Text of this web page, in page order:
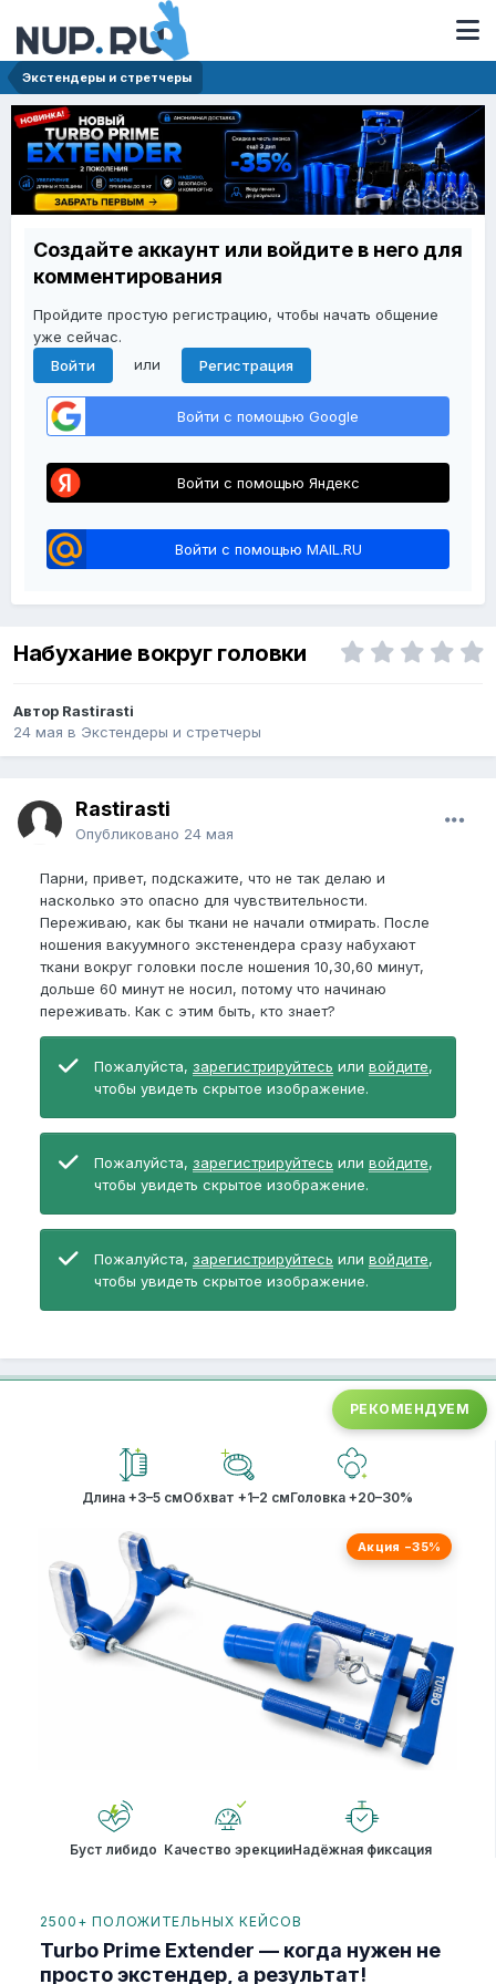
Экстендеры и стретчеры
Создайте аккаунт или войдите в него для
комментирования
Пройдите простую регистрацию, чтобы начать общение
уже сейчас.
Войти
или Регистрация
Войти с помощью Google
Войти с помощью Яндекс
Войти с помощью MAIL.RU
Набухание вокруг головки
Автор Rastirasti
24 мая в Экстендеры и стретчеры
Rastirasti
Опубликовано 24 мая
Парни, привет, подскажите, что не так делаю и
насколько это опасно для чувствительности.
Переживаю, как бы ткани не начали отмирать. После
ношения вакуумного экстенендера сразу набухают
ткани вокруг головки после ношения 10,30,60 минут,
дольше 60 минут не носил, потому что начинаю
переживать. Как с этим быть, кто знает?
Пожалуйста, зарегистрируйтесь или войдите,
чтобы увидеть скрытое изображение.
Пожалуйста, зарегистрируйтесь или войдите,
чтобы увидеть скрытое изображение.
Пожалуйста, зарегистрируйтесь или войдите,
чтобы увидеть скрытое изображение.
РЕКОМЕНДУЕМ
Длина +3–5 смОбхват +1–2 смГоловка +20–30%
Акция −35%
Буст либидо Качество эрекцииНадёжная фиксация
2500+ ПОЛОЖИТЕЛЬНЫХ КЕЙСОВ
Turbo Prime Extender — когда нужен не
просто экстендер, а результат!